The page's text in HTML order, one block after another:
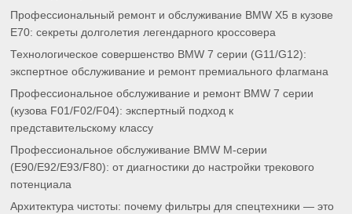
Профессиональный ремонт и обслуживание BMW X5 в кузове
E70: секреты долголетия легендарного кроссовера
Технологическое совершенство BMW 7 серии (G11/G12):
экспертное обслуживание и ремонт премиального флагмана
Профессиональное обслуживание и ремонт BMW 7 серии
(кузова F01/F02/F04): экспертный подход к
представительскому классу
Профессиональное обслуживание BMW M-серии
(E90/E92/E93/F80): от диагностики до настройки трекового
потенциала
Архитектура чистоты: почему фильтры для спецтехники — это